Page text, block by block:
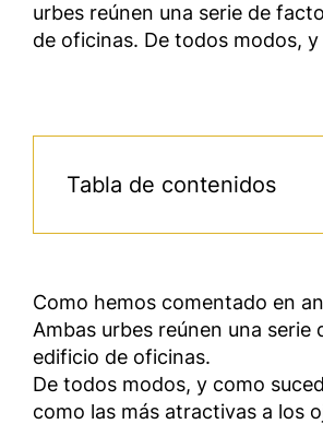
urbes reúnen una serie de
de oficinas. De todos modos,
Tabla de contenidos
Como hemos comentado en
Ambas urbes reúnen una
edificio de oficinas.
De todos modos, y como
como las más atractivas a los